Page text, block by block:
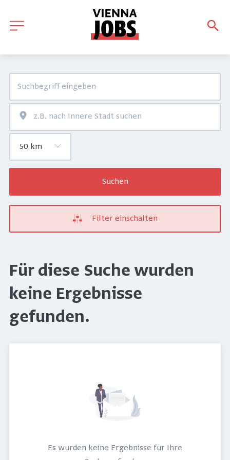
Suchen
Filter einschalten
Für diese Suche wurden
keine Ergebnisse
gefunden.
Es wurden keine Ergebnisse für Ihre